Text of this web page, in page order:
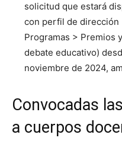
solicitud que estará
con perfil de dirección
Programas > Premios
debate educativo)
noviembre de 2024,
Convocadas
a cuerpos